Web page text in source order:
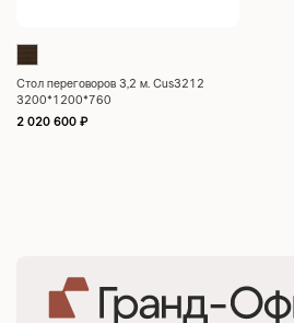
Стол переговоров 3,2 м. Cus3212
3200*1200*760
2 020 600 ₽